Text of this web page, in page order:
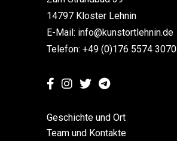
14797 Kloster Lehnin
E-Mail: info@kunstortlehnin.de
Telefon: +49 (0)176 5574 3070
Geschichte und Ort
Team und Kontakte